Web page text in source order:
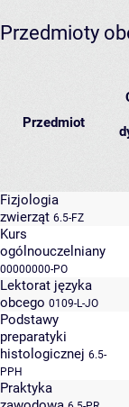
Przedmioty
Przedmiot
Fizjologia
zwierząt 6.5-FZ
Kurs
ogólnouczelniany
00000000-PO
Lektorat języka
obcego 0109-L-JO
Podstawy
preparatyki
histologicznej 6.5-
PPH
Praktyka